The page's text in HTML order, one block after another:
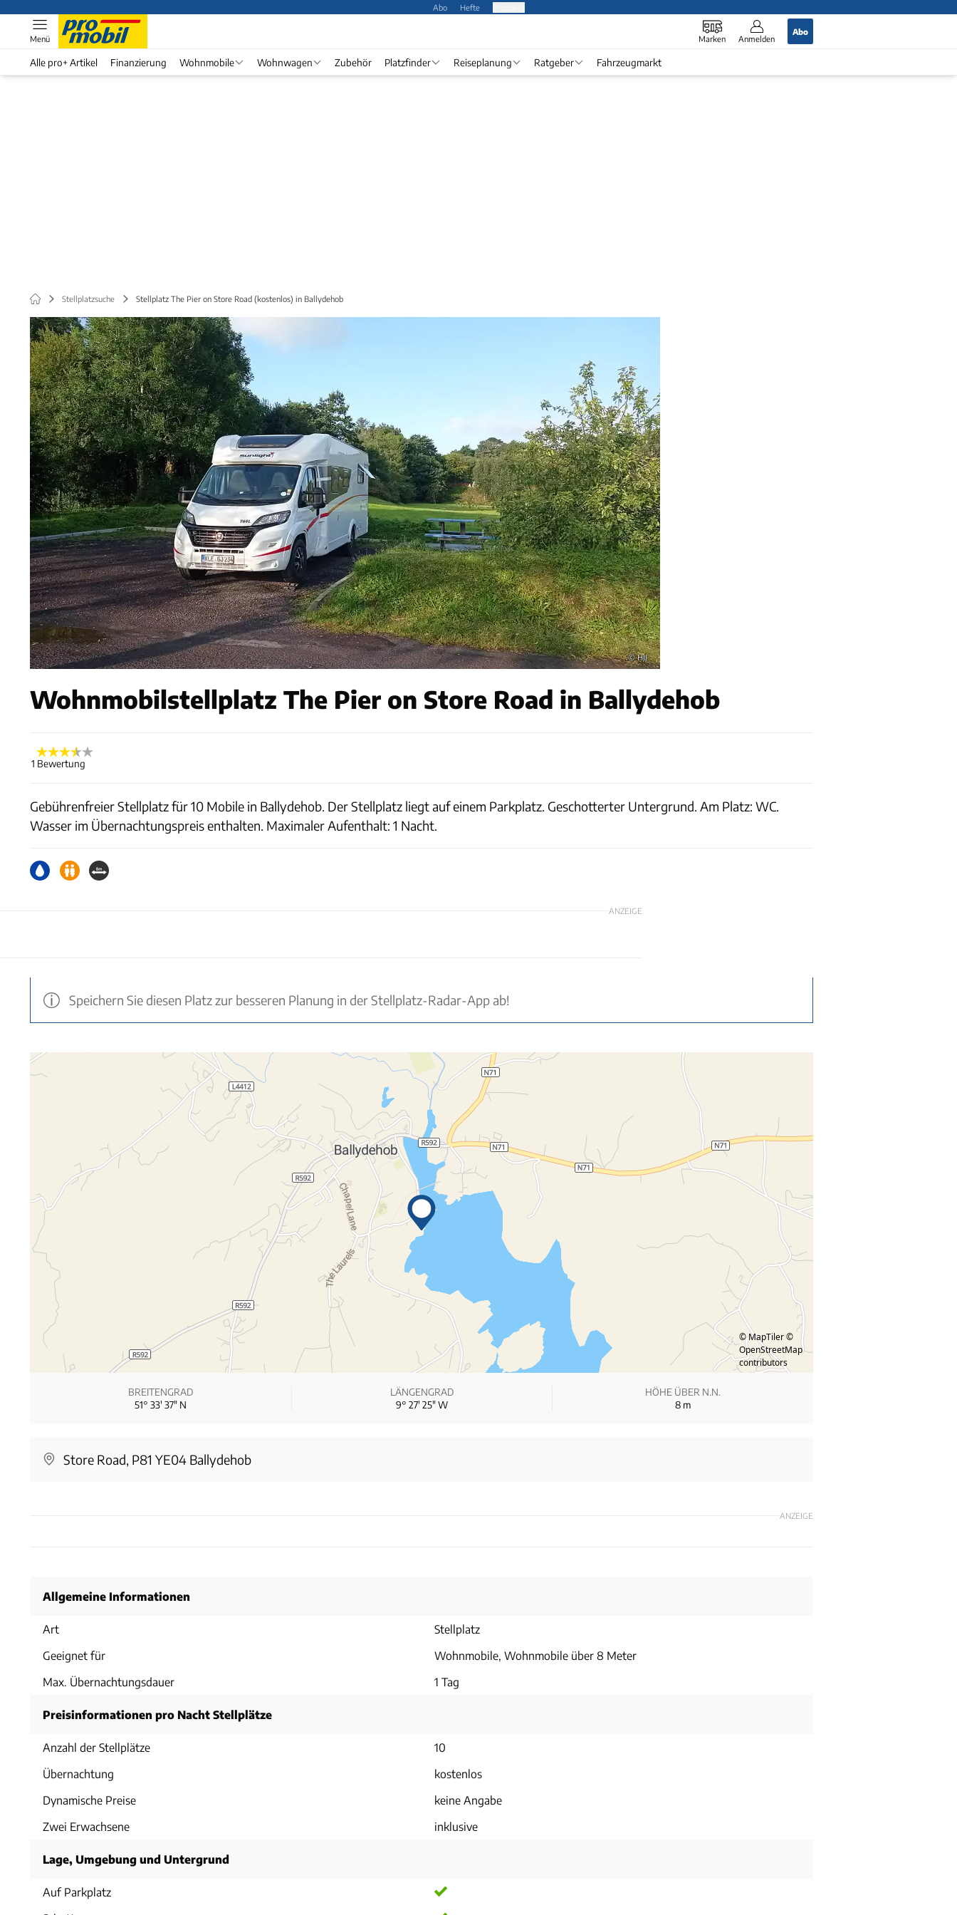
Abo Hefte
Marken Anmelden
Abo
Menü
Alle pro+ Artikel Finanzierung Wohnmobile Wohnwagen Zubehör Platzfinder Reiseplanung Ratgeber Fahrzeugmarkt
Stellplatzsuche Stellplatz The Pier on Store Road (kostenlos) in Ballydehob
© HJJ
Wohnmobilstellplatz The Pier on Store Road in Ballydehob
1 Bewertung
Gebührenfreier Stellplatz für 10 Mobile in Ballydehob. Der Stellplatz liegt auf einem Parkplatz. Geschotterter Untergrund. Am Platz: WC.
Wasser im Übernachtungspreis enthalten. Maximaler Aufenthalt: 1 Nacht.
ANZEIGE
Speichern Sie diesen Platz zur besseren Planung in der Stellplatz-Radar-App ab!
© MapTiler ©
OpenStreetMap
contributors
BREITENGRAD
51° 33′ 37″ N
LÄNGENGRAD
9° 27′ 25″ W
HÖHE ÜBER N.N.
8 m
Store Road, P81 YE04 Ballydehob
ANZEIGE
Allgemeine Informationen
Art
Stellplatz
Geeignet für
Wohnmobile, Wohnmobile über 8 Meter
Max. Übernachtungsdauer
1 Tag
Preisinformationen pro Nacht Stellplätze
Anzahl der Stellplätze
10
Übernachtung
kostenlos
Dynamische Preise
keine Angabe
Zwei Erwachsene
inklusive
Lage, Umgebung und Untergrund
Auf Parkplatz